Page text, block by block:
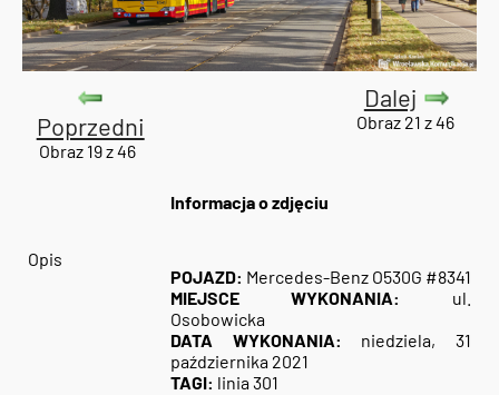
Poprzedni
Obraz 19 z 46
Dalej
Obraz 21 z 46
Informacja o zdjęciu
Opis
POJAZD: Mercedes-Benz O530G #8341
MIEJSCE WYKONANIA:
ul.
Osobowicka
DATA WYKONANIA: niedziela, 31
października 2021
TAGI: linia 301